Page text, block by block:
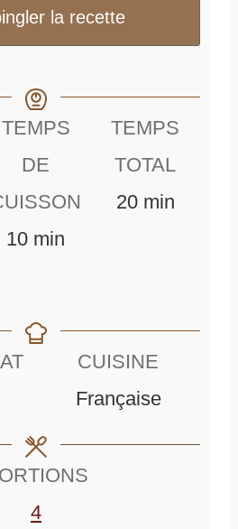
la recette
TEMPS
DE
10m
u
s
min
TEMPS
TOTAL
20m
t
e
min
CUISINE
Française
4